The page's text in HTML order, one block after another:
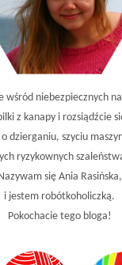
wśród niebezpiecznych
z kanapy i rozsiądźcie
o dzierganiu, szyciu
ryzykownych
się Ania Rasińska,
i jestem robótkoholiczką.
Pokochacie tego bloga!